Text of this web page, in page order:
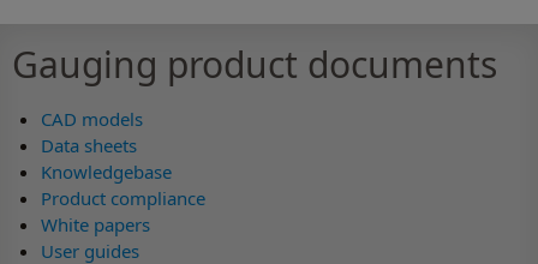
Gauging product documents
CAD models
Data sheets
Knowledgebase
Product compliance
White papers
User guides